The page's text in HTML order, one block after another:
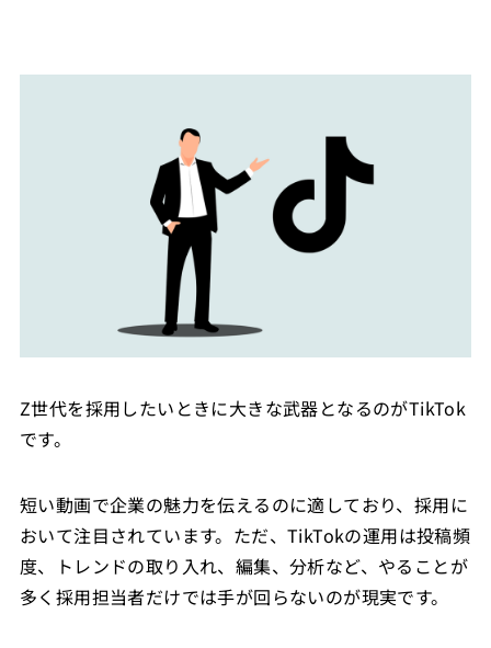
Z世代を採用したいときに大きな武器となるのがTikTok
です。
短い動画で企業の魅力を伝えるのに適しており、採用に
おいて注目されています。ただ、TikTokの運用は投稿頻
度、トレンドの取り入れ、編集、分析など、やることが
多く採用担当者だけでは手が回らないのが現実です。